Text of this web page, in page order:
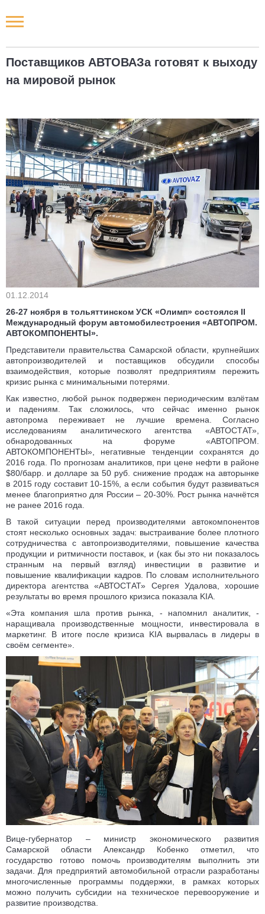
Поставщиков АВТОВАЗа готовят к выходу
на мировой рынок
01.12.2014
26-27 ноября в тольяттинском УСК «Олимп» состоялся II
Международный форум автомобилестроения «АВТОПРОМ.
АВТОКОМПОНЕНТЫ».
Представители правительства Самарской области, крупнейших
автопроизводителей и поставщиков обсудили способы
взаимодействия, которые позволят предприятиям пережить
кризис рынка с минимальными потерями.
Как известно, любой рынок подвержен периодическим взлётам
и падениям. Так сложилось, что сейчас именно рынок
автопрома переживает не лучшие времена. Согласно
исследованиям аналитического агентства «АВТОСТАТ»,
обнародованных на форуме «АВТОПРОМ.
АВТОКОМПОНЕНТЫ», негативные тенденции сохранятся до
2016 года. По прогнозам аналитиков, при цене нефти в районе
$80/барр. и долларе за 50 руб. снижение продаж на авторынке
в 2015 году составит 10-15%, а если события будут развиваться
менее благоприятно для России – 20-30%. Рост рынка начнётся
не ранее 2016 года.
В такой ситуации перед производителями автокомпонентов
стоят несколько основных задач: выстраивание более плотного
сотрудничества с автопроизводителями, повышение качества
продукции и ритмичности поставок, и (как бы это ни показалось
странным на первый взгляд) инвестиции в развитие и
повышение квалификации кадров. По словам исполнительного
директора агентства «АВТОСТАТ» Сергея Удалова, хорошие
результаты во время прошлого кризиса показала KIA.
«Эта компания шла против рынка, - напомнил аналитик, -
наращивала производственные мощности, инвестировала в
маркетинг. В итоге после кризиса KIA вырвалась в лидеры в
своём сегменте».
Вице-губернатор – министр экономического развития
Самарской области Александр Кобенко отметил, что
государство готово помочь производителям выполнить эти
задачи. Для предприятий автомобильной отрасли разработаны
многочисленные программы поддержки, в рамках которых
можно получить субсидии на техническое перевооружение и
развитие производства.
Новости РФ
Городские новости
Наши мероприятия
Статьи